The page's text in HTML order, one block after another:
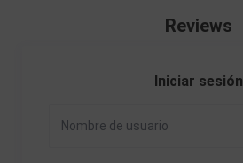
Reviews
Iniciar sesión